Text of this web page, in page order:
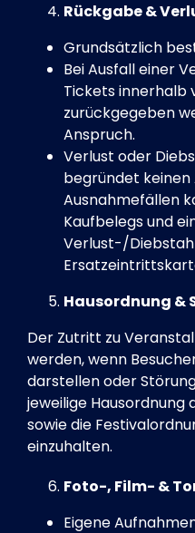
Rückgabe &
Grundsätzlich
Bei Ausfall einer
Tickets innerhalb
zurückgegeben
Anspruch.
Verlust oder
begründet keinen
Ausnahmefällen
Kaufbelegs und
Verlust-/
Hausordnung &
Der Zutritt zu
werden, wenn
darstellen oder
jeweilige
sowie die
einzuhalten.
Foto-, Film- &
Eigene